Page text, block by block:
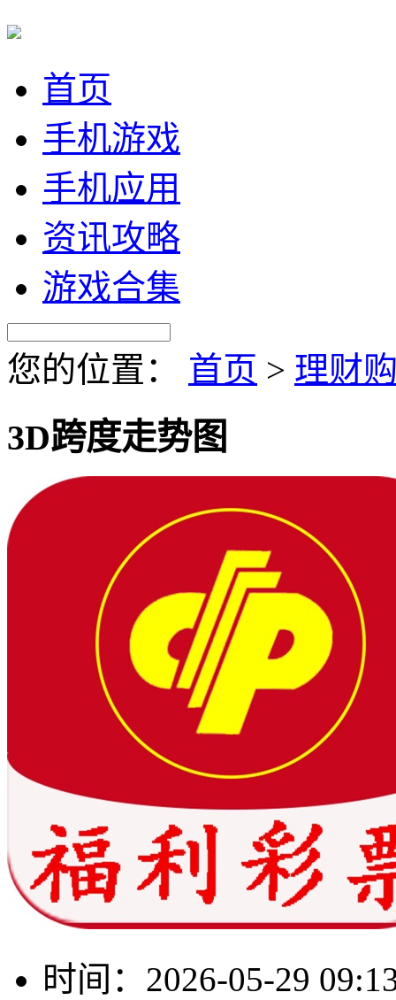
首页
手机游戏
手机应用
资讯攻略
游戏合集
您的位置： 首页 > 理财
3D跨度走势图
时间： 2026-05-29